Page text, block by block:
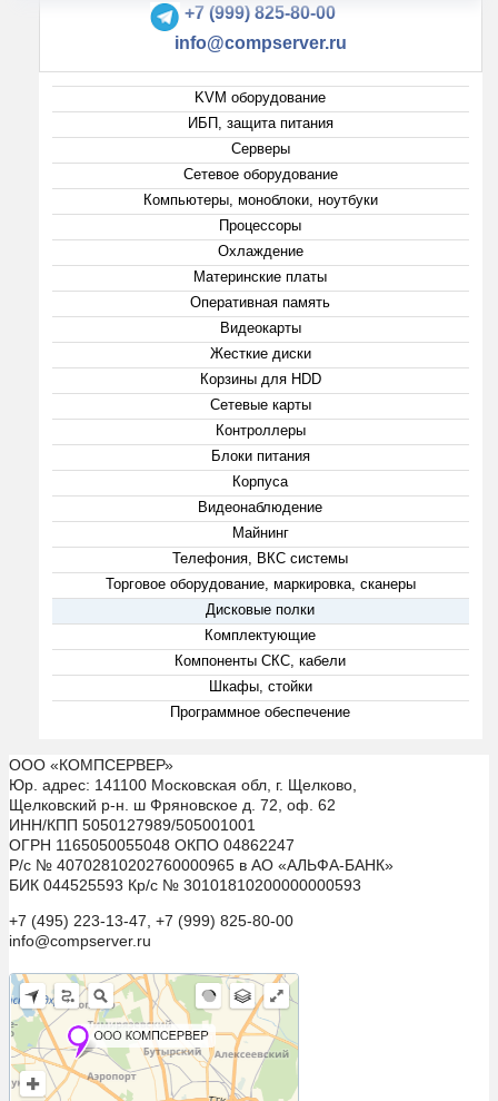
+7 (999) 825-80-00
info@compserver.ru
KVM оборудование
ИБП, защита питания
Серверы
Сетевое оборудование
Компьютеры, моноблоки, ноутбуки
Процессоры
Охлаждение
Материнские платы
Оперативная память
Видеокарты
Жесткие диски
Корзины для HDD
Сетевые карты
Контроллеры
Блоки питания
Корпуса
Видеонаблюдение
Майнинг
Телефония, ВКС системы
Торговое оборудование, маркировка, сканеры
Дисковые полки
Комплектующие
Компоненты СКС, кабели
Шкафы, стойки
Программное обеспечение
ООО «КОМПСЕРВЕР»
Юр. адрес: 141100 Московская обл, г. Щелково,
Щелковский р-н. ш Фряновское д. 72, оф. 62
ИНН/КПП 5050127989/505001001
ОГРН 1165050055048 ОКПО 04862247
Р/с № 40702810202760000965 в АО «АЛЬФА-БАНК»
БИК 044525593 Кр/с № 30101810200000000593
+7 (495) 223-13-47, +7 (999) 825-80-00
info@compserver.ru